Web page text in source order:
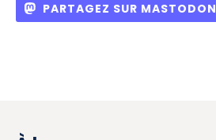
PARTAGEZ SUR MASTODON